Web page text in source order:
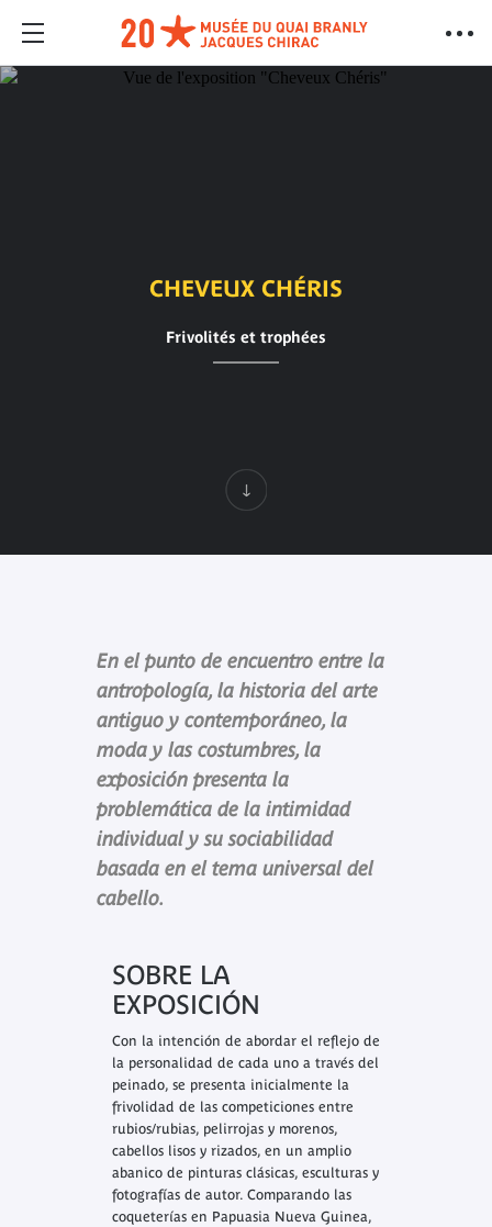
CHEVEUX CHÉRIS
Frivolités et trophées
En el punto de encuentro entre la
antropología, la historia del arte
antiguo y contemporáneo, la
moda y las costumbres, la
exposición presenta la
problemática de la intimidad
individual y su sociabilidad
basada en el tema universal del
cabello.
SOBRE LA
EXPOSICIÓN
Con la intención de abordar el reflejo de
la personalidad de cada uno a través del
peinado, se presenta inicialmente la
frivolidad de las competiciones entre
rubios/rubias, pelirrojas y morenos,
cabellos lisos y rizados, en un amplio
abanico de pinturas clásicas, esculturas y
fotografías de autor. Comparando las
coqueterías en Papuasia Nueva Guinea,